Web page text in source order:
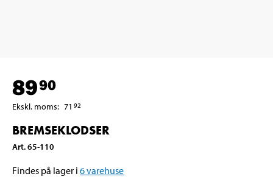
8990
Ekskl. moms: 71 92
BREMSEKLODSER
Art.65-110
Findes på lager i 6varehuse